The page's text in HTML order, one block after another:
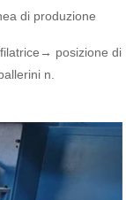
di produzione
posizione di
n.